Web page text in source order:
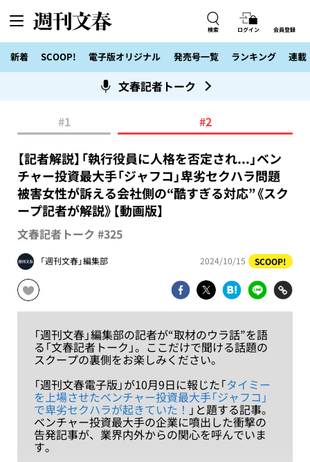
検索 ログイン 会員登録
新着 SCOOP! 電子版オリジナル 発売号一覧 ランキング 連載
文春記者トーク
#1 #2
【記者解説】「執行役員に人格を否定され...」ベン
チャー投資最大手「ジャフコ」卑劣セクハラ問題
被害女性が訴える会社側の“酷すぎる対応”《スク
ープ記者が解説》【動画版】
文春記者トーク #325
「週刊文春」編集部 2024/10/15 SCOOP!
「週刊文春」編集部の記者が“取材のウラ話”を語
る「文春記者トーク」。ここだけで聞ける話題の
スクープの裏側をお楽しみください。
「週刊文春電子版」が10月9日に報じた「タイミー
を上場させたベンチャー投資最大手「ジャフコ」
で卑劣セクハラが起きていた！ 」と題する記事。
ベンチャー投資最大手の企業に噴出した衝撃の
告発記事が、業界内外からの関心を呼んでいま
す。